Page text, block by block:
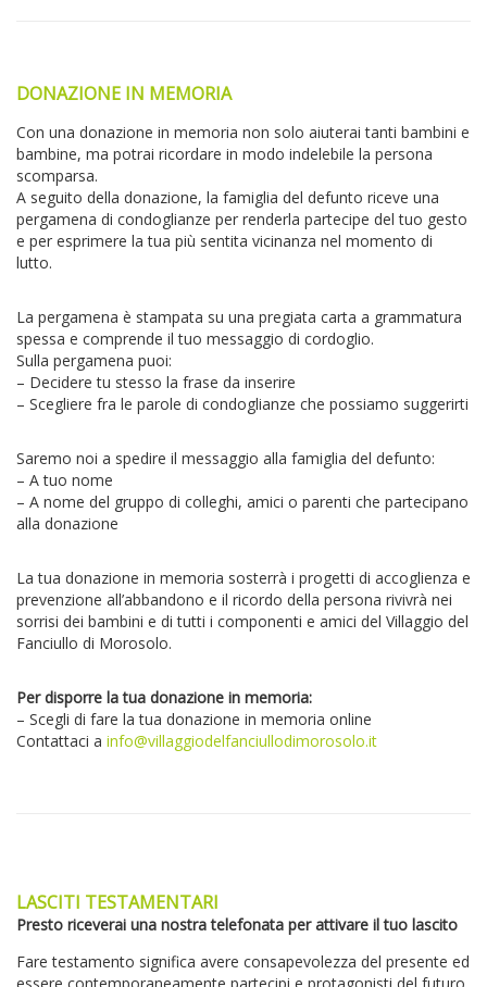
DONAZIONE IN MEMORIA
Con una donazione in memoria non solo aiuterai tanti bambini e
bambine, ma potrai ricordare in modo indelebile la persona
scomparsa.
A seguito della donazione, la famiglia del defunto riceve una
pergamena di condoglianze per renderla partecipe del tuo gesto
e per esprimere la tua più sentita vicinanza nel momento di
lutto.
La pergamena è stampata su una pregiata carta a grammatura
spessa e comprende il tuo messaggio di cordoglio.
Sulla pergamena puoi:
– Decidere tu stesso la frase da inserire
– Scegliere fra le parole di condoglianze che possiamo suggerirti
Saremo noi a spedire il messaggio alla famiglia del defunto:
– A tuo nome
– A nome del gruppo di colleghi, amici o parenti che partecipano
alla donazione
La tua donazione in memoria sosterrà i progetti di accoglienza e
prevenzione all’abbandono e il ricordo della persona rivivrà nei
sorrisi dei bambini e di tutti i componenti e amici del Villaggio del
Fanciullo di Morosolo.
Per disporre la tua donazione in memoria:
– Scegli di fare la tua donazione in memoria online
Contattaci a info@villaggiodelfanciullodimorosolo.it
LASCITI TESTAMENTARI
Presto riceverai una nostra telefonata per attivare il tuo lascito
Fare testamento significa avere consapevolezza del presente ed